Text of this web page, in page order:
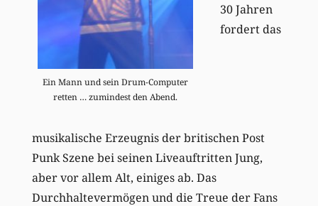
Ein Mann und sein Drum-Computer
retten … zumindest den Abend.
30 Jahren
fordert das
musikalische Erzeugnis der britischen Post
Punk Szene bei seinen Liveauftritten Jung,
aber vor allem Alt, einiges ab. Das
Durchhaltevermögen und die Treue der Fans